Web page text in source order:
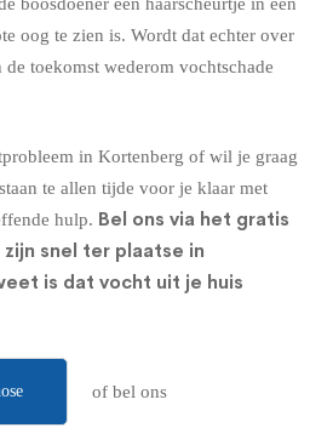
oog te zien is. Wordt dat echter over
toekomst wederom vochtschade
in Kortenberg of wil je graag
te allen tijde voor je klaar met
hulp. Bel ons via het gratis
zijn snel ter plaatse in
is dat vocht uit je huis
of bel ons